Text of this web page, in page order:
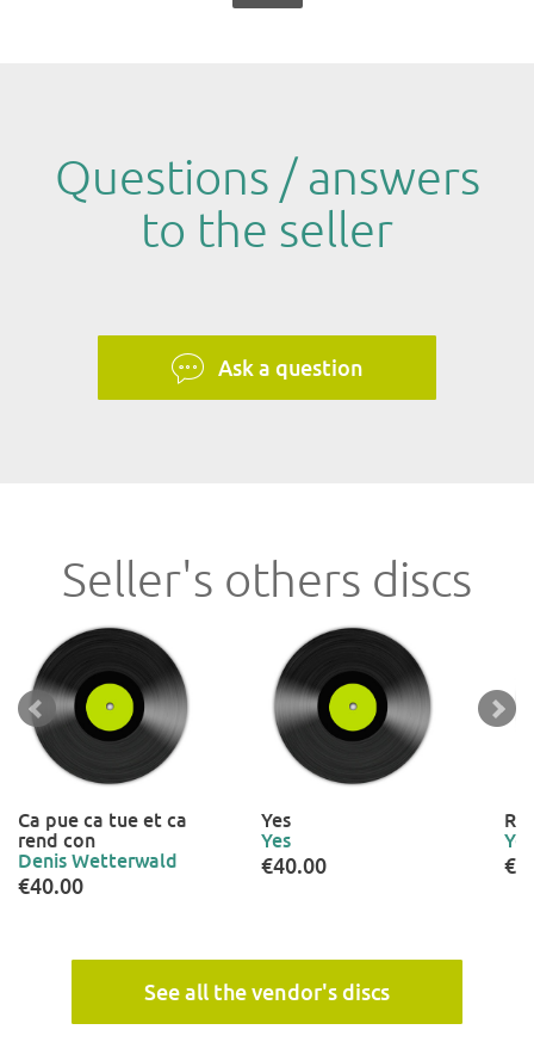
Questions / answers
to the seller
Ask a question
Seller's others discs
Ca pue ca tue et ca
rend con
Denis Wetterwald
€40.00
Yes
Yes
€40.00
Yes
See all the vendor's discs